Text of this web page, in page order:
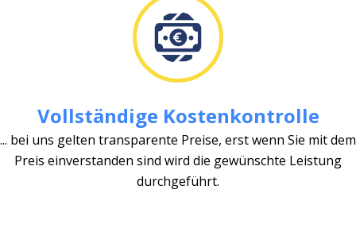
Vollständige Kostenkontrolle
... bei uns gelten transparente Preise, erst wenn Sie mit dem
Preis einverstanden sind wird die gewünschte Leistung
durchgeführt.